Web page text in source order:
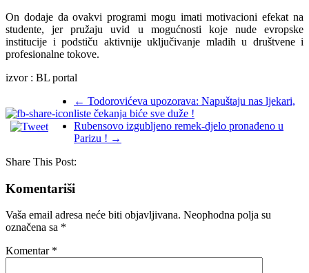
On dodaje da ovakvi programi mogu imati motivacioni efekat na
studente, jer pružaju uvid u mogućnosti koje nude evropske
institucije i podstiču aktivnije uključivanje mladih u društvene i
profesionalne tokove.
izvor : BL portal
← Todorovićeva upozorava: Napuštaju nas ljekari,
liste čekanja biće sve duže !
Rubensovo izgubljeno remek-djelo pronađeno u
Parizu ! →
Share This Post:
Komentariši
Vaša email adresa neće biti objavljivana. Neophodna polja su
označena sa *
Komentar *